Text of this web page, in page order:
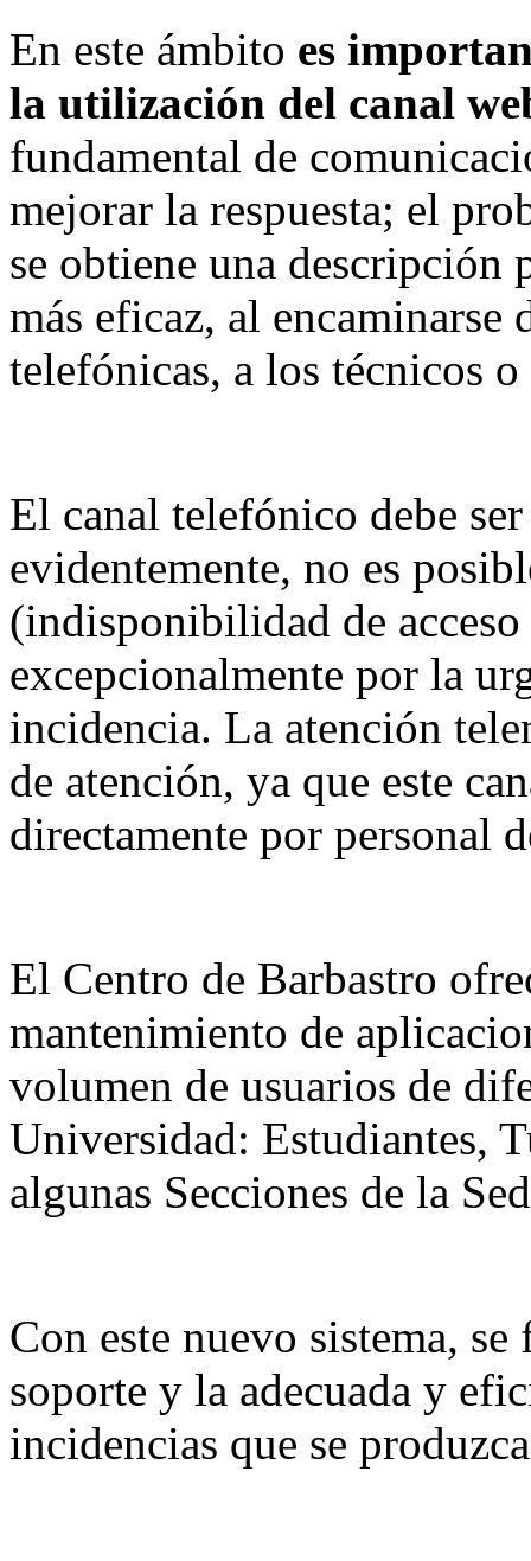
En este ámbito es
la utilización del canal
fundamental de
mejorar la respuesta; el
se obtiene una descripción
más eficaz, al encaminarse
telefónicas, a los técnicos
El canal telefónico debe
evidentemente, no es
(indisponibilidad de
excepcionalmente por la
incidencia. La atención
de atención, ya que este
directamente por personal
El Centro de Barbastro
mantenimiento de
volumen de usuarios de
Universidad: Estudiantes,
algunas Secciones de la
Con este nuevo sistema,
soporte y la adecuada y
incidencias que se